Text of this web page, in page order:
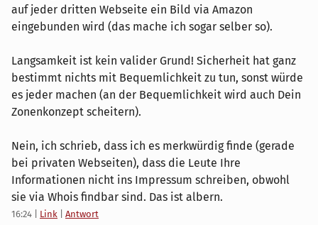
auf jeder dritten Webseite ein Bild via Amazon
eingebunden wird (das mache ich sogar selber so).
Langsamkeit ist kein valider Grund! Sicherheit hat ganz
bestimmt nichts mit Bequemlichkeit zu tun, sonst würde
es jeder machen (an der Bequemlichkeit wird auch Dein
Zonenkonzept scheitern).
Nein, ich schrieb, dass ich es merkwürdig finde (gerade
bei privaten Webseiten), dass die Leute Ihre
Informationen nicht ins Impressum schreiben, obwohl
sie via Whois findbar sind. Das ist albern.
16:24 Link Antwort